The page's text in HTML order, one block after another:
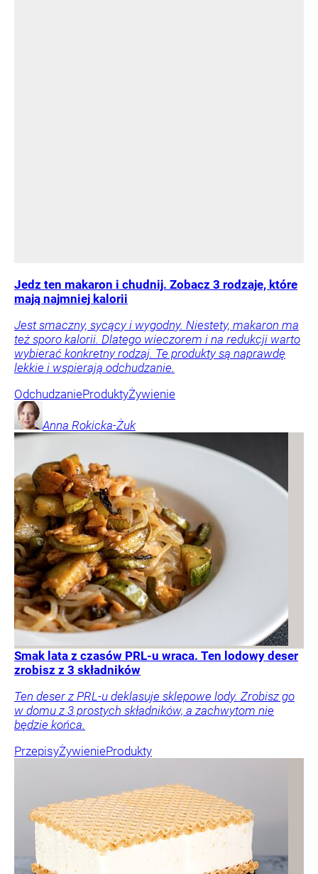
Jedz ten makaron i chudnij. Zobacz 3 rodzaje, które
mają najmniej kalorii
Jest smaczny, sycący i wygodny. Niestety, makaron ma
też sporo kalorii. Dlatego wieczorem i na redukcji warto
wybierać konkretny rodzaj. Te produkty są naprawdę
lekkie i wspierają odchudzanie.
OdchudzanieProduktyŻywienie
Anna Rokicka-Żuk
Smak lata z czasów PRL-u wraca. Ten lodowy deser
zrobisz z 3 składników
Ten deser z PRL-u deklasuje sklepowe lody. Zrobisz go
w domu z 3 prostych składników, a zachwytom nie
będzie końca.
PrzepisyŻywienieProdukty